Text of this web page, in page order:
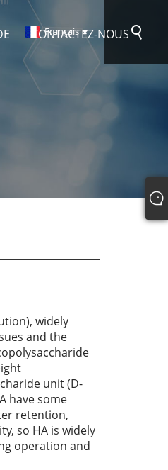
CONTACTEZ-NOUS
Français
widely
and the
unit (D-
have some
retention,
so HA is widely
operation and